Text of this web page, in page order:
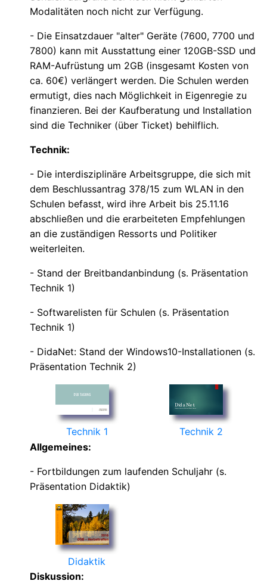
Modalitäten noch nicht zur Verfügung.
- Die Einsatzdauer "alter" Geräte (7600, 7700 und
7800) kann mit Ausstattung einer 120GB-SSD und
RAM-Aufrüstung um 2GB (insgesamt Kosten von
ca. 60€) verlängert werden. Die Schulen werden
ermutigt, dies nach Möglichkeit in Eigenregie zu
finanzieren. Bei der Kaufberatung und Installation
sind die Techniker (über Ticket) behilflich.
Technik:
- Die interdisziplinäre Arbeitsgruppe, die sich mit
dem Beschlussantrag 378/15 zum WLAN in den
Schulen befasst, wird ihre Arbeit bis 25.11.16
abschließen und die erarbeiteten Empfehlungen
an die zuständigen Ressorts und Politiker
weiterleiten.
- Stand der Breitbandanbindung (s. Präsentation
Technik 1)
- Softwarelisten für Schulen (s. Präsentation
Technik 1)
- DidaNet: Stand der Windows10-Installationen (s.
Präsentation Technik 2)
Technik 1
Technik 2
Allgemeines:
- Fortbildungen zum laufenden Schuljahr (s.
Präsentation Didaktik)
Didaktik
Diskussion: